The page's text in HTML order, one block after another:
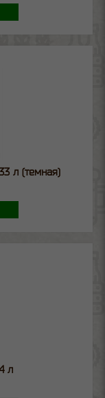
л (темная)
л